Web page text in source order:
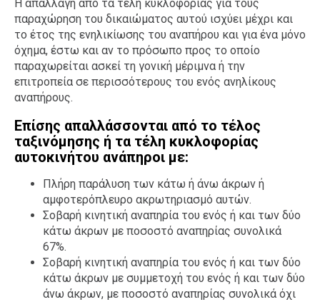
Η απαλλαγή από τα τέλη κυκλοφορίας για τους
παραχώρηση του δικαιώματος αυτού ισχύει μέχρι και
το έτος της ενηλικίωσης του αναπήρου και για ένα μόνο
όχημα, έστω και αν το πρόσωπο προς το οποίο
παραχωρείται ασκεί τη γονική μέριμνα ή την
επιτροπεία σε περισσότερους του ενός ανηλίκους
αναπήρους.
Επίσης απαλλάσσονται από το τέλος
ταξινόμησης ή τα τέλη κυκλοφορίας
αυτοκινήτου ανάπηροι με:
Πλήρη παράλυση των κάτω ή άνω άκρων ή
αμφοτερόπλευρο ακρωτηριασμό αυτών.
Σοβαρή κινητική αναπηρία του ενός ή και των δύο
κάτω άκρων με ποσοστό αναπηρίας συνολικά
67%.
Σοβαρή κινητική αναπηρία του ενός ή και των δύο
κάτω άκρων με συμμετοχή του ενός ή και των δύο
άνω άκρων, με ποσοστό αναπηρίας συνολικά όχι